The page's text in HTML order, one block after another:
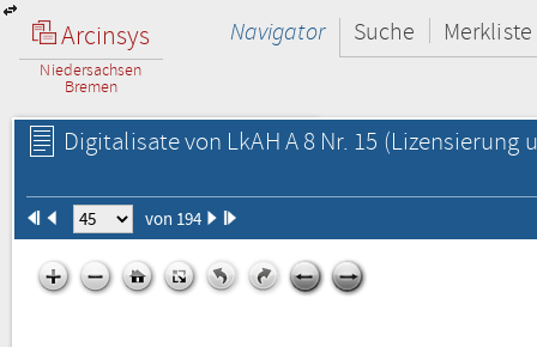
Arcinsys
Niedersachsen
Bremen
Navigator Suche Merkliste
Digitalisate von LkAH A 8 Nr. 15 (Lizensierung
von 194